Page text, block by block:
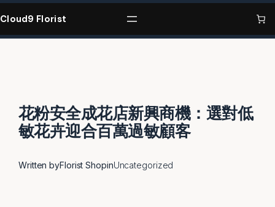
Skip
to
Cloud9 Florist
花粉安全成花店新興商機：選對低
敏花卉迎合百萬過敏顧客
Written byFlorist ShopinUncategorized